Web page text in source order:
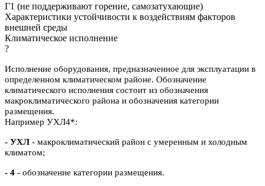
Г1 (не поддерживают горение, самозатухающие)
Характеристики устойчивости к воздействиям факторов
внешней среды
Климатическое исполнение
?
Исполнение оборудования, предназначенное для эксплуатации в
определенном климатическом районе. Обозначение
климатического исполнения состоит из обозначения
макроклиматического района и обозначения категории
размещения.
Например УХЛ4*:
- УХЛ - макроклиматический район с умеренным и холодным
климатом;
- 4 - обозначение категории размещения.